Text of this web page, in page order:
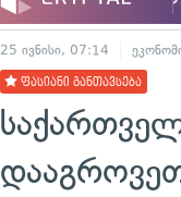
25 ივნისი, 07:14
ფასიანი განთავსება